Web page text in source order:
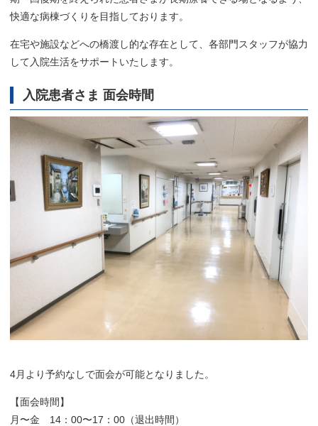
快適な病棟づくりを目指しております。
在宅や施設などへの橋渡し的な存在として、各部門スタッフが協力
して入院生活をサポートいたします。
入院患者さま 面会時間
4月より予約なしで面会が可能となりました。
【面会時間】
月〜金 14：00〜17：00（退出時間）